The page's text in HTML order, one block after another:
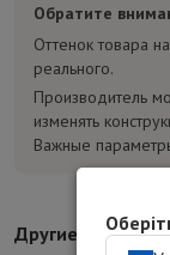
Обратите
Оттенок товара
реального.
Производитель
изменять
Важные
Другие цвета: